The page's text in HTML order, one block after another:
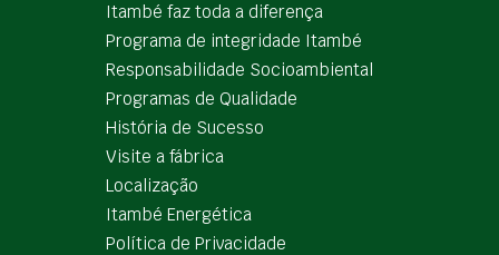
Itambé faz toda a diferença
Programa de integridade Itambé
Responsabilidade Socioambiental
Programas de Qualidade
História de Sucesso
Visite a fábrica
Localização
Itambé Energética
Política de Privacidade